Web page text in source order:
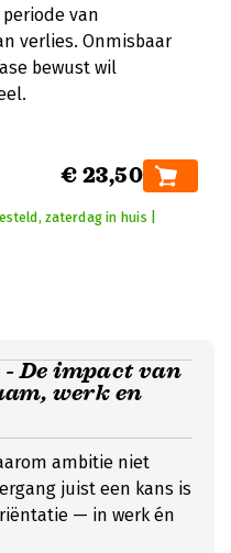
van
verlies. Onmisbaar
bewust wil
€ 23,50
zaterdag in huis |
De impact van
werk en
ambitie niet
juist een kans is
— in werk én